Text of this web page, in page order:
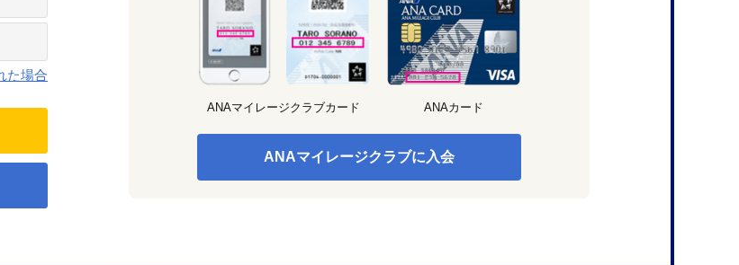
た場合
ANAマイレージクラブカード ANAカード
ANAマイレージクラブに入会